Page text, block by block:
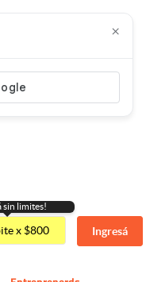
sin limites!
x $800 Ingresá
×